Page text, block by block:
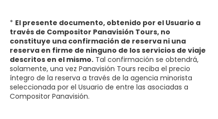
* El presente documento, obtenido por el Usuario a
través de Compositor Panavisión Tours, no
constituye una confirmación de reserva ni una
reserva en firme de ninguno de los servicios de viaje
descritos en el mismo. Tal confirmación se obtendrá,
solamente, una vez Panavisión Tours reciba el precio
íntegro de la reserva a través de la agencia minorista
seleccionada por el Usuario de entre las asociadas a
Compositor Panavisión.